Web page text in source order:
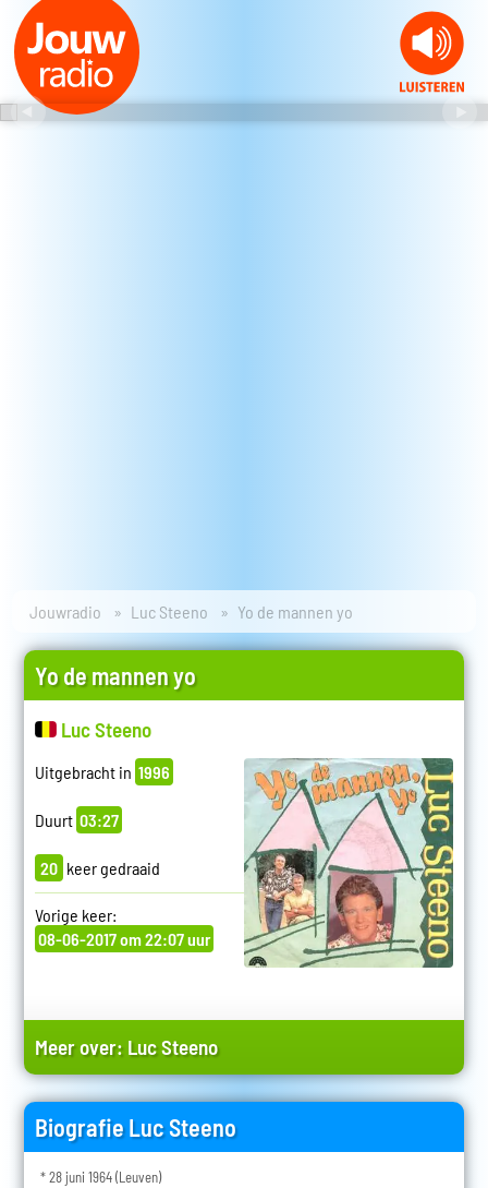
Jouwradio Luc Steeno Yo de mannen yo
Yo de mannen yo
Luc Steeno
Uitgebracht in 1996
Duurt 03:27
20 keer gedraaid
Vorige keer:
08-06-2017 om 22:07 uur
Meer over: Luc Steeno
Biografie Luc Steeno
* 28 juni 1964 (Leuven)